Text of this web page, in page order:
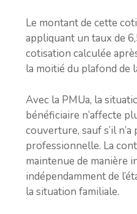
Le montant de cette
appliquant un taux de
cotisation calculée
la moitié du plafond de
Avec la PMUa, la
bénéficiaire n’affecte
couverture, sauf s’il n’a
professionnelle. La
maintenue de manière
indépendamment de
la situation familiale.